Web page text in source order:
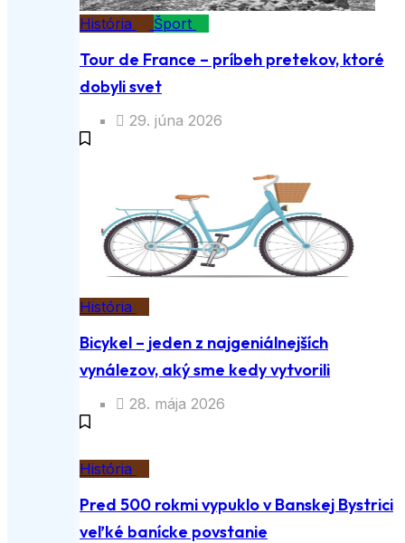
História Šport
Tour de France – príbeh pretekov, ktoré
dobyli svet
29. júna 2026
História
Bicykel – jeden z najgeniálnejších
vynálezov, aký sme kedy vytvorili
28. mája 2026
História
Pred 500 rokmi vypuklo v Banskej Bystrici
veľké banícke povstanie